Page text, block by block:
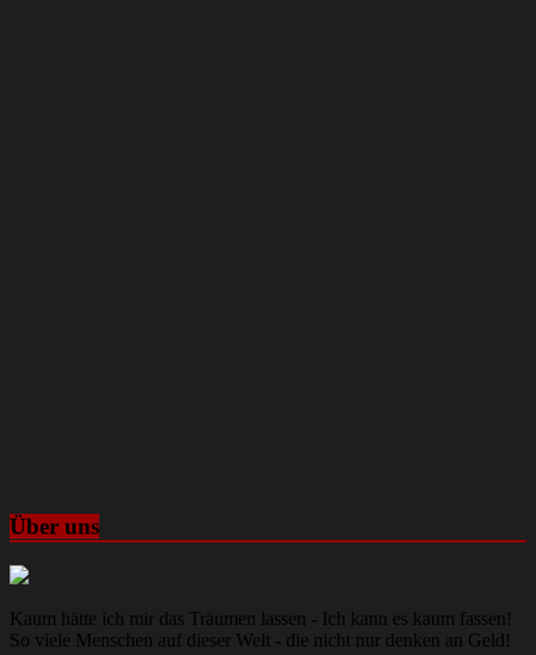
Über uns
Kaum hätte ich mir das Träumen lassen - Ich kann es kaum fassen!
So viele Menschen auf dieser Welt - die nicht nur denken an Geld!